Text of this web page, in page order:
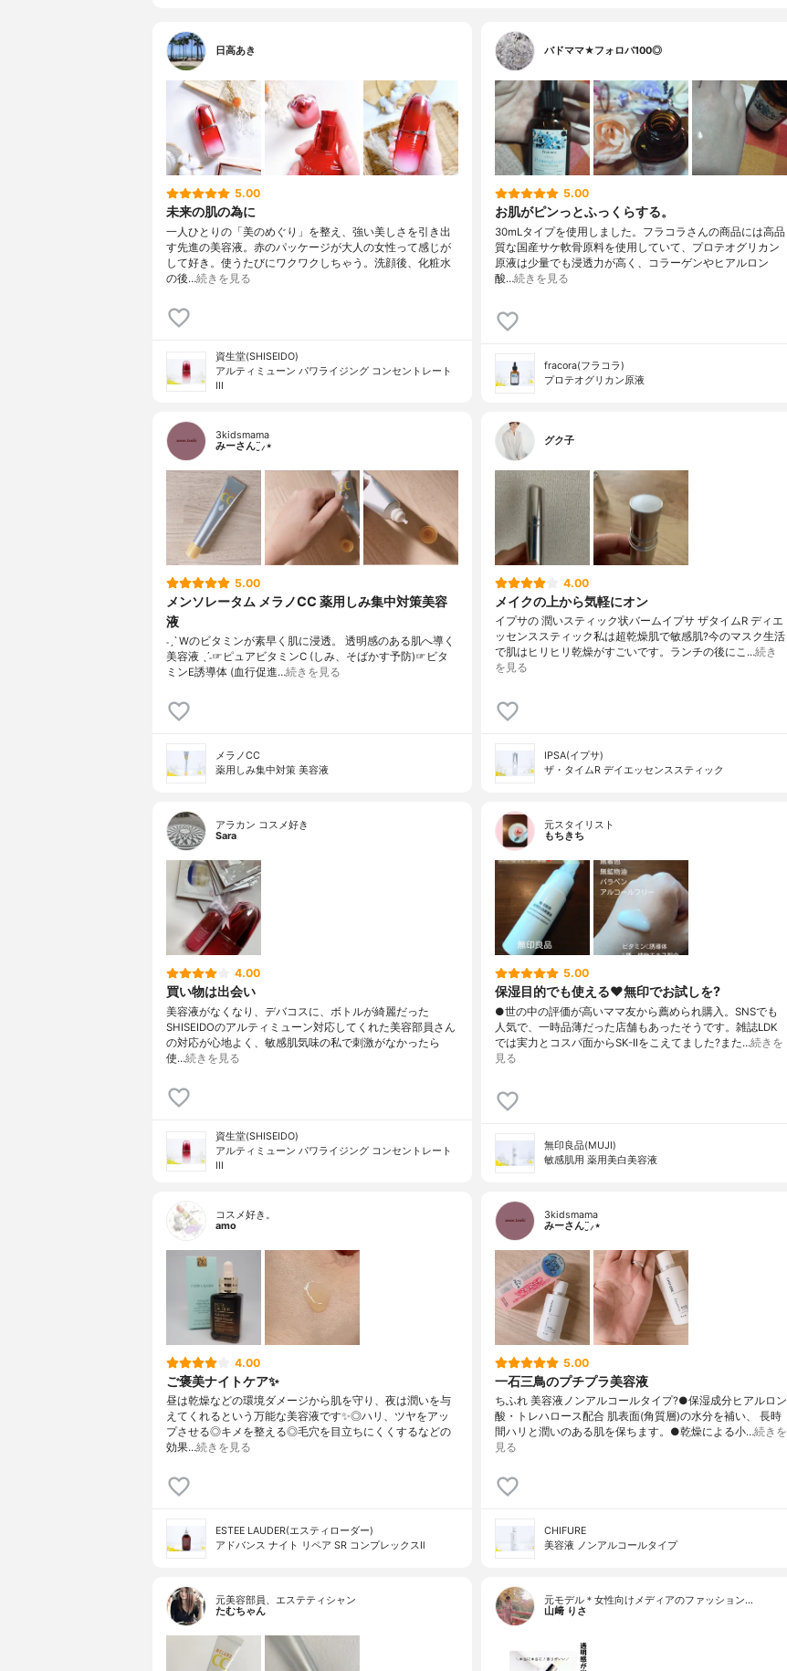
日高あき
5.00
未来の肌の為に
一人ひとりの「美のめぐり」を整え、強い美しさを引き出
す先進の美容液。赤のパッケージが大人の女性って感じが
して好き。使うたびにワクワクしちゃう。洗顔後、化粧水
の後…続きを見る
資生堂(SHISEIDO)
アルティミューン パワライジング コンセントレート
III
バドママ★フォロバ100◎
5.00
お肌がピンっとふっくらする。
30mLタイプを使用しました。フラコラさんの商品には高品
質な国産サケ軟骨原料を使用していて、プロテオグリカン
原液は少量でも浸透力が高く、コラーゲンやヒアルロン
酸…続きを見る
fracora(フラコラ)
プロテオグリカン原液
3kidsmama
みーさん¨̮⸝⋆
5.00
メンソレータム メラノCC 薬用しみ集中対策美容
液
˗ˏˋ Wのビタミンが素早く肌に浸透。 透明感のある肌へ導く
美容液 ˎˊ˗☞ピュアビタミンC (しみ、そばかす予防)☞ビタ
ミンE誘導体 (血行促進…続きを見る
メラノCC
薬用しみ集中対策 美容液
グク子
4.00
メイクの上から気軽にオン
イプサの 潤いスティック状バームイプサ ザタイムR ディエ
ッセンススティック私は超乾燥肌で敏感肌?今のマスク生活
で肌はヒリヒリ乾燥がすごいです。ランチの後にこ…続き
を見る
IPSA(イプサ)
ザ・タイムR デイエッセンススティック
アラカン コスメ好き
Sara
4.00
買い物は出会い
美容液がなくなり、デバコスに、ボトルが綺麗だった
SHISEIDOのアルティミューン対応してくれた美容部員さん
の対応が心地よく、敏感肌気味の私で刺激がなかったら
使…続きを見る
資生堂(SHISEIDO)
アルティミューン パワライジング コンセントレート
III
元スタイリスト
もちきち
5.00
保湿目的でも使える♥️無印でお試しを?
●世の中の評価が高いママ友から薦められ購入。SNSでも
人気で、一時品薄だった店舗もあったそうです。雑誌LDK
では実力とコスパ面からSK-IIをこえてました?また…続きを
見る
無印良品(MUJI)
敏感肌用 薬用美白美容液
コスメ好き。
amo
4.00
ご褒美ナイトケア✨
昼は乾燥などの環境ダメージから肌を守り、夜は潤いを与
えてくれるという万能な美容液です✨◎ハリ、ツヤをアッ
プさせる◎キメを整える◎毛穴を目立ちにくくするなどの
効果…続きを見る
ESTEE LAUDER(エスティローダー)
アドバンス ナイト リペア SR コンプレックスⅡ
3kidsmama
みーさん¨̮⸝⋆
5.00
一石三鳥のプチプラ美容液
ちふれ 美容液ノンアルコールタイプ?●保湿成分ヒアルロン
酸・トレハロース配合 肌表面(角質層)の水分を補い、 長時
間ハリと潤いのある肌を保ちます。●乾燥による小…続きを
見る
CHIFURE
美容液 ノンアルコールタイプ
元美容部員、エステティシャン
たむちゃん
元モデル＊女性向けメディアのファッション…
山﨑 りさ